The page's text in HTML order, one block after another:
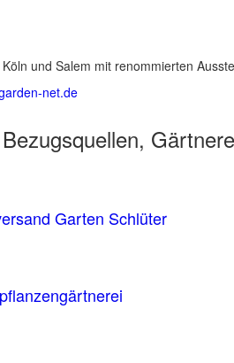
und Salem mit renommierten
net.de
Bezugsquellen,
Garten Schlüter